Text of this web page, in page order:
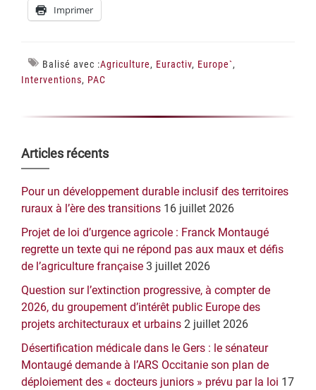
Imprimer
Balisé avec :Agriculture, Euractiv, Europe`,
Interventions, PAC
Barre
latérale
principale
Articles récents
Pour un développement durable inclusif des territoires
ruraux à l’ère des transitions 16 juillet 2026
Projet de loi d’urgence agricole : Franck Montaugé
regrette un texte qui ne répond pas aux maux et défis
de l’agriculture française 3 juillet 2026
Question sur l’extinction progressive, à compter de
2026, du groupement d’intérêt public Europe des
projets architecturaux et urbains 2 juillet 2026
Désertification médicale dans le Gers : le sénateur
Montaugé demande à l’ARS Occitanie son plan de
déploiement des « docteurs juniors » prévu par la loi 17